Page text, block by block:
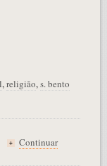
,religião,s. bento
+ Continuar